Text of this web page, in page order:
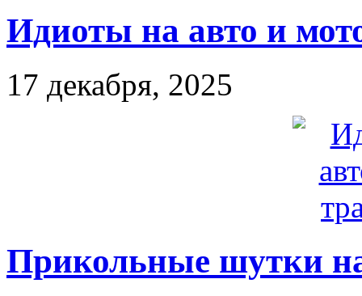
Идиоты на авто и
17 декабря, 2025
Прикольные шутки